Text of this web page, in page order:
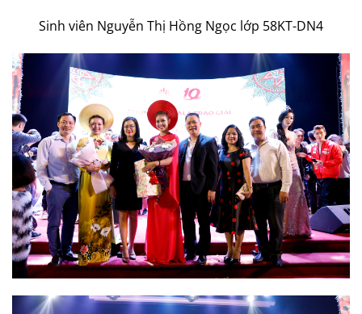
Sinh viên Nguyễn Thị Hồng Ngọc lớp 58KT-DN4